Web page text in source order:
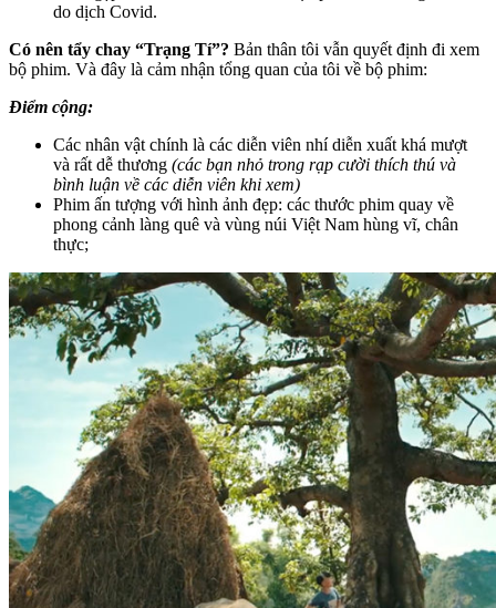
do dịch Covid.
Có nên tẩy chay “Trạng Tí”? Bản thân tôi vẫn quyết định đi xem
bộ phim. Và đây là cảm nhận tổng quan của tôi về bộ phim:
Điểm cộng:
Các nhân vật chính là các diễn viên nhí diễn xuất khá mượt
và rất dễ thương (các bạn nhỏ trong rạp cười thích thú và
bình luận về các diễn viên khi xem)
Phim ấn tượng với hình ảnh đẹp: các thước phim quay về
phong cảnh làng quê và vùng núi Việt Nam hùng vĩ, chân
thực;